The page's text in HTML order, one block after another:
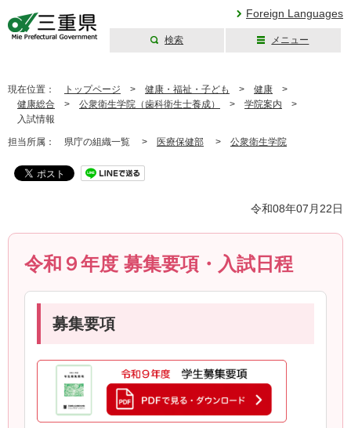
Foreign Languages
検索 メニュー
現在位置： トップページ > 健康・福祉・子ども > 健康 >
健康総合 > 公衆衛生学院（歯科衛生士養成） > 学院案内 >
入試情報
担当所属： 県庁の組織一覧 > 医療保健部 > 公衆衛生学院
令和08年07月22日
令和９年度 募集要項・入試日程
募集要項